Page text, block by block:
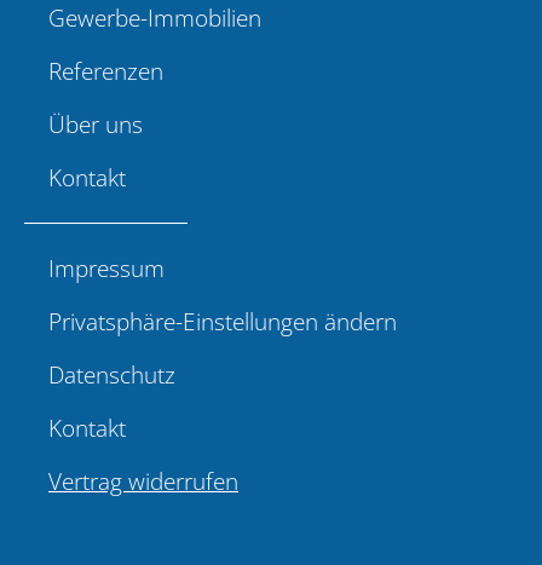
Gewerbe-Immobilien
Referenzen
Über uns
Kontakt
Impressum
Privatsphäre-Einstellungen ändern
Datenschutz
Kontakt
Vertrag widerrufen